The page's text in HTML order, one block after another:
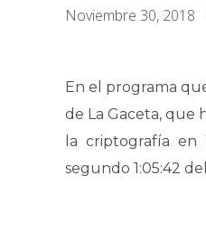
Noviembre 30, 2018
En el programa
de La Gaceta, que
la criptografía en
segundo 1:05:42